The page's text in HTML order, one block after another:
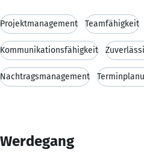
Projektmanagement Teamfähigkeit
Kommunikationsfähigkeit
Nachtragsmanagement
Werdegang